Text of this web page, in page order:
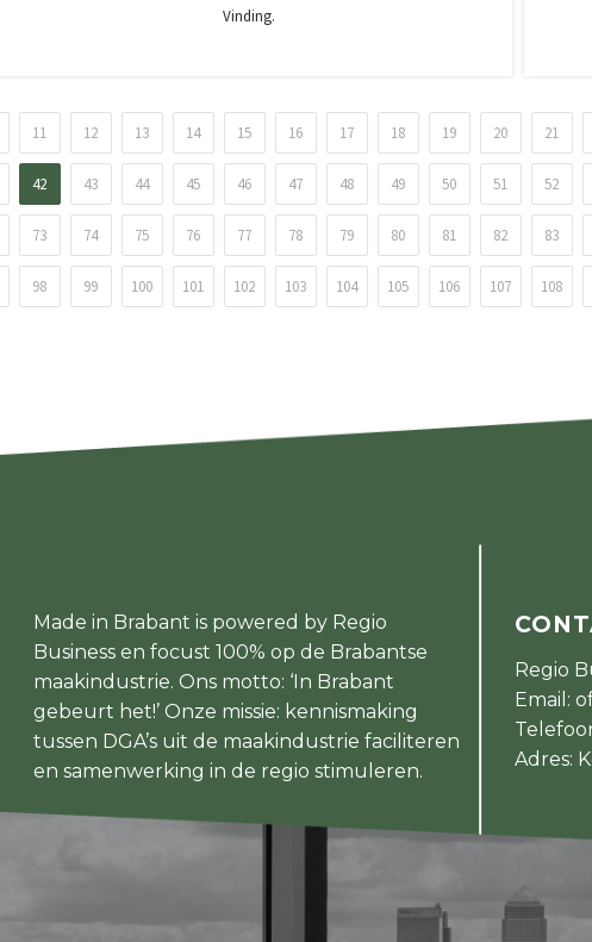
Vinding.
11 12 13 14 15 16 17 18 19 20 21
42 43 44 45 46 47 48 49 50 51 52
73 74 75 76 77 78 79 80 81 82 83
98 99 100 101 102 103 104 105 106 107 108
Made in Brabant is powered by Regio
Business en focust 100% op de Brabantse
maakindustrie. Ons motto: ‘In Brabant
gebeurt het!’ Onze missie: kennismaking
tussen DGA’s uit de maakindustrie faciliteren
en samenwerking in de regio stimuleren.
Regio
Email:
Adres: